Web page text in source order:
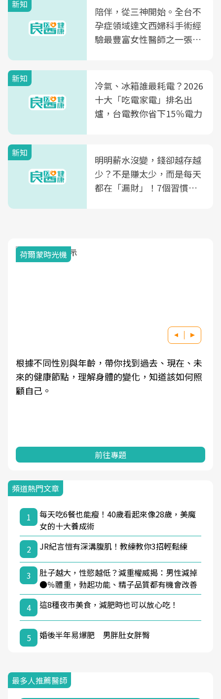
新知
陪伴，從三神開始。全台不
孕症領域達文西婦科手術經
驗最豐富女性醫師之一張永
光田醫院建構360度女性健
康照護生態圈
新知
冷氣、冰箱誰最耗電？2026
十大「吃電家電」排名出
爐，台電教你省下15％電力
新知
明明薪水沒變，錢卻越存越
少？不是賺太少，而是每天
都在「漏財」！7個習慣一
荷爾蒙時光機
根據不同性別與年齡，帶你找到過去、現在、未
來的健康節點，理解身體的變化，知道該如何照
顧自己。
前往專題
頻道熱門文章
1
每天吃6餐也能瘦！40歲看起來像28歲，美魔
女的十大養成術
2
JR紀言愷有深溝腹肌！教練教你3招輕鬆練
3
肚子越大，性慾越低？減重權威揭：男性減掉
●％體重，勃起功能、精子品質都有機會改善
4
這8種夜市美食，減肥時也可以放心吃！
5 婚後半年易爆肥 男胖肚女胖臀
最多人推薦醫師